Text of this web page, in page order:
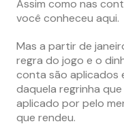
Assim como nas
você conheceu aqui.
Mas a partir de
regra do jogo e o
conta são aplicados
daquela regrinha
aplicado por pelo
que rendeu.